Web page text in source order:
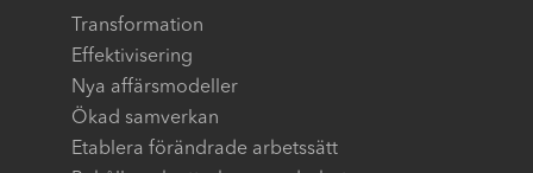
Transformation
Effektivisering
Nya affärsmodeller
Ökad samverkan
Etablera förändrade arbetssätt